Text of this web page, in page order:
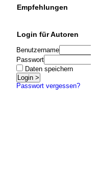
Empfehlungen
Login für Autoren
Benutzername
Passwort
Daten speichern
Passwort vergessen?